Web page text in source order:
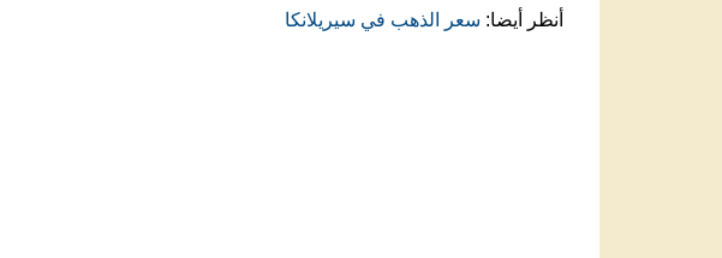
أنظر أيضا: سعر الذهب في سيريلانكا